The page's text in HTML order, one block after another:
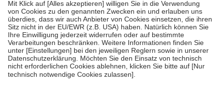
fallenkeine Zuzahlungenan bei:
• Kindern und Jugendlichen bis zum vollendeten 18. Lebensjahr
mit Ausnahme der Fahrkosten
• Untersuchungen zur Vorsorge und Früherkennung, die von der
GKV getragen werden
• empfohlenen Schutzimpfungen
• Harn- und Blutteststreifen